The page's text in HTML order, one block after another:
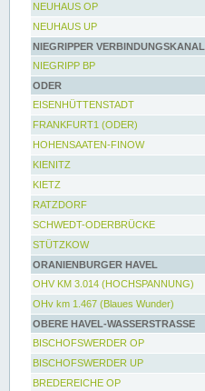
NEUHAUS OP
NEUHAUS UP
NIEGRIPPER VERBINDUNGSKANAL
NIEGRIPP BP
ODER
EISENHÜTTENSTADT
FRANKFURT1 (ODER)
HOHENSAATEN-FINOW
KIENITZ
KIETZ
RATZDORF
SCHWEDT-ODERBRÜCKE
STÜTZKOW
ORANIENBURGER HAVEL
OHV KM 3.014 (HOCHSPANNUNG)
OHv km 1.467 (Blaues Wunder)
OBERE HAVEL-WASSERSTRASSE
BISCHOFSWERDER OP
BISCHOFSWERDER UP
BREDEREICHE OP